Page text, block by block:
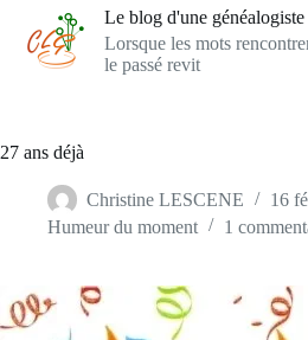
contenu
Le blog d'une généalogiste
Lorsque les mots
le passé revit
27 ans déjà
Christine LESCENE
16
Humeur du moment
1